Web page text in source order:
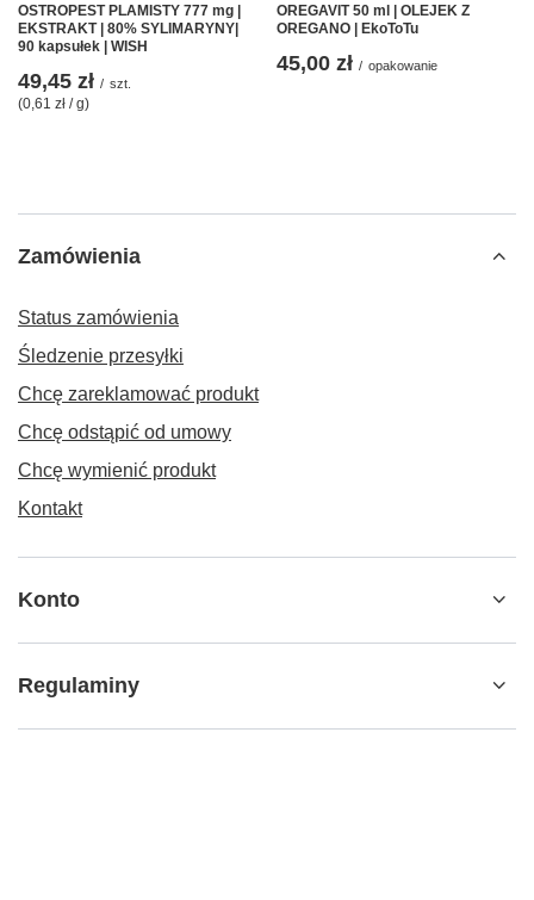
OSTROPEST PLAMISTY 777 mg |
EKSTRAKT | 80% SYLIMARYNY|
90 kapsułek | WISH
49,45 zł / szt.
(0,61 zł / g)
OREGAVIT 50 ml | OLEJEK Z
OREGANO | EkoToTu
45,00 zł / opakowanie
Zamówienia
Status zamówienia
Śledzenie przesyłki
Chcę zareklamować produkt
Chcę odstąpić od umowy
Chcę wymienić produkt
Kontakt
Konto
Regulaminy